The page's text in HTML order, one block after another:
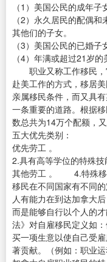
（1）美国公民的成年
（2）永久居民的配偶
其他们的子女。
（3）美国公民的已婚
（4）年满或超过21
职业又称工作移民，
赴美工作的方式，移居
亲属移民条件，而又具
一条重要的道路。根据
数总共为14万个配额，
五大优先类别：
优先劳工 。
2.具有高等学位的特殊
其他劳工 。 4.特殊
移民在不同国家有不同
人有能力在到达加拿大
而是能够自行以个人的
法》对自雇移民定义如
买一项生意以使自己受
著贡献。（例如：职业